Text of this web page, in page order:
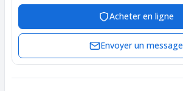
Acheter en ligne
Envoyer un message